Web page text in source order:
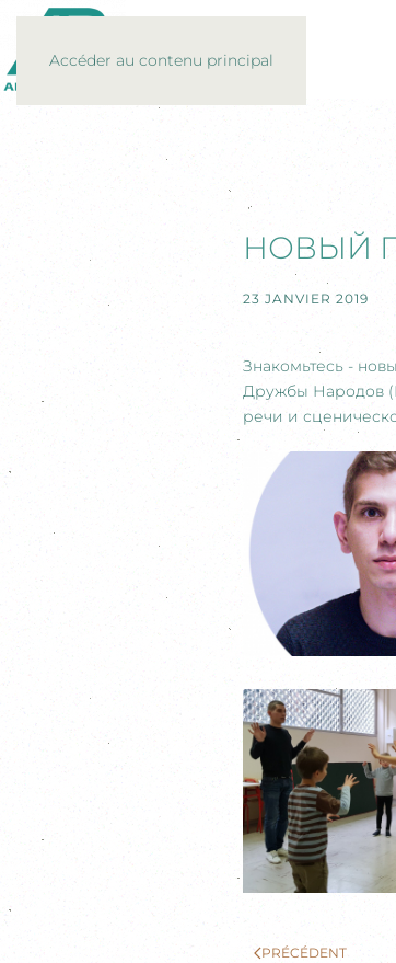
Accéder au contenu principal
НОВЫЙ
23 JANVIER 2019
Знакомьтесь -
Дружбы Народов
речи и
PRÉCÉDENT